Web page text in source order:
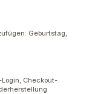
Geburtstag,
Checkout-